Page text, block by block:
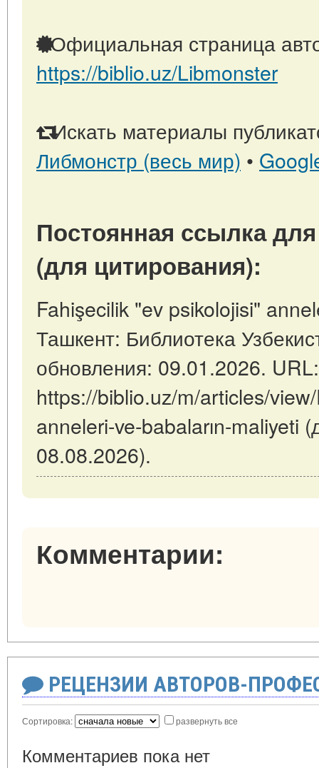
Официальная страница
https://biblio.uz/Libmonster
Искать материалы
Либмонстр (весь мир) •
Постоянная ссылка
(для цитирования):
Fahişecilik "ev psikolojisi"
Ташкент: Библиотека
обновления: 09.01.2026. URL:
https://biblio.uz/m/articles/
anneleri-ve-babaların-maliyeti
08.08.2026).
Комментарии:
РЕЦЕНЗИИ АВТОРОВ-
Сортировка: развернуть все
Комментариев пока нет